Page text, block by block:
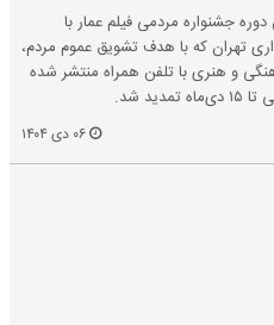
جشنواره مردمی فیلم عمار با
تهران که با هدف تشویق عموم مردم،
و هنری با تلفن همراه منتشر شده
شد.